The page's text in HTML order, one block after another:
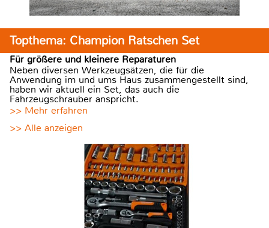
Topthema: Champion Ratschen Set
Für größere und kleinere Reparaturen
Neben diversen Werkzeugsätzen, die für die
Anwendung im und ums Haus zusammengestellt sind,
haben wir aktuell ein Set, das auch die
Fahrzeugschrauber anspricht.
>> Mehr erfahren
>> Alle anzeigen